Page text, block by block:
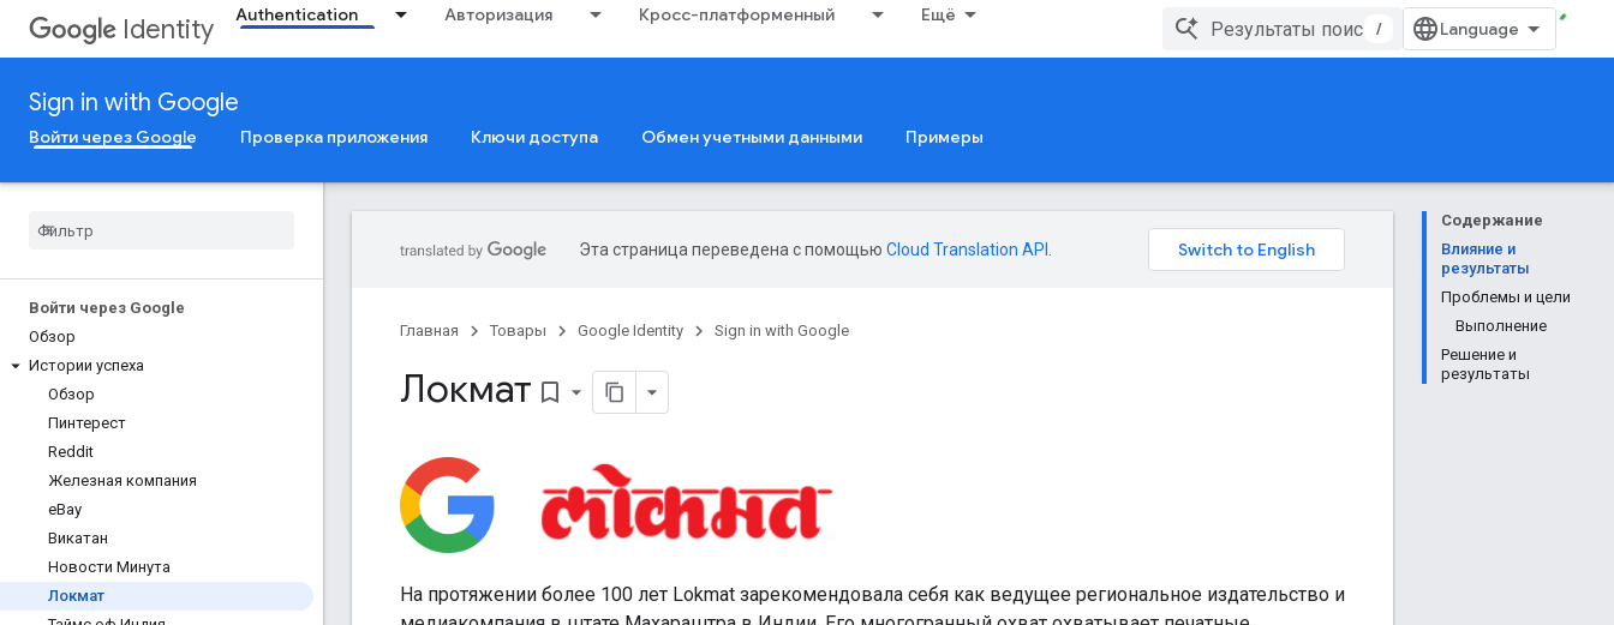
Identity Authentication Авторизация Кросс-платформенный Ещё
/
Sign in with Google
Войти через Google Проверка приложения Ключи доступа Обмен учетными данными Примеры
Войти через Google
Обзор
Истории успеха
Обзор
Пинтерест
Reddit
Железная компания
eBay
Викатан
Новости Минута
Локмат
Содержание
Влияние и
результаты
Проблемы и цели
Выполнение
Решение и
результаты
Эта страница переведена с помощью Cloud Translation API
Главная Товары Google Identity Sign in with Google
Локмат bookmark_border
На протяжении более 100 лет Lokmat зарекомендовала себя как ведущее региональное издательство и